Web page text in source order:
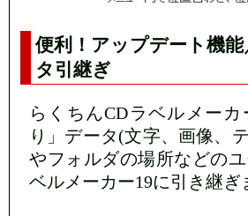
便利！アップデート機
タ引継ぎ
らくちんCDラベルメー
り」データ(文字、画像、
やフォルダの場所などの
ベルメーカー19に引き継ぎ